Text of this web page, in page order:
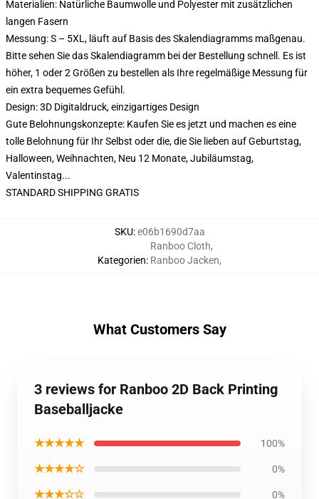
Materialien: Natürliche Baumwolle und Polyester mit zusätzlichen
langen Fasern
Messung: S – 5XL, läuft auf Basis des Skalendiagramms maßgenau.
Bitte sehen Sie das Skalendiagramm bei der Bestellung schnell. Es ist
höher, 1 oder 2 Größen zu bestellen als Ihre regelmäßige Messung für
ein extra bequemes Gefühl.
Design: 3D Digitaldruck, einzigartiges Design
Gute Belohnungskonzepte: Kaufen Sie es jetzt und machen es eine
tolle Belohnung für Ihr Selbst oder die, die Sie lieben auf Geburtstag,
Halloween, Weihnachten, Neu 12 Monate, Jubiläumstag,
Valentinstag...
STANDARD SHIPPING GRATIS
SKU:e06b1690d7aa
Kategorien:
Ranboo Cloth,
Ranboo Jacken,
What Customers Say
3 reviews for Ranboo 2D Back Printing
Baseballjacke
★★★★★ 100%
★★★★☆ 0%
★★★☆☆ 0%